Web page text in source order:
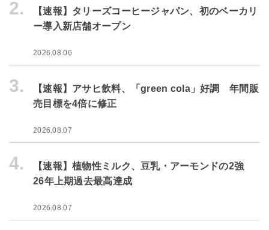
2.
【速報】タリーズコーヒージャパン、初のベーカリ
ー導入新店舗オープン
2026.08.06
3.
【速報】アサヒ飲料、「green cola」好調 年間販
売目標を4倍に修正
2026.08.07
4.
【速報】植物性ミルク、豆乳・アーモンドの2強
26年上期過去最高達成
2026.08.07